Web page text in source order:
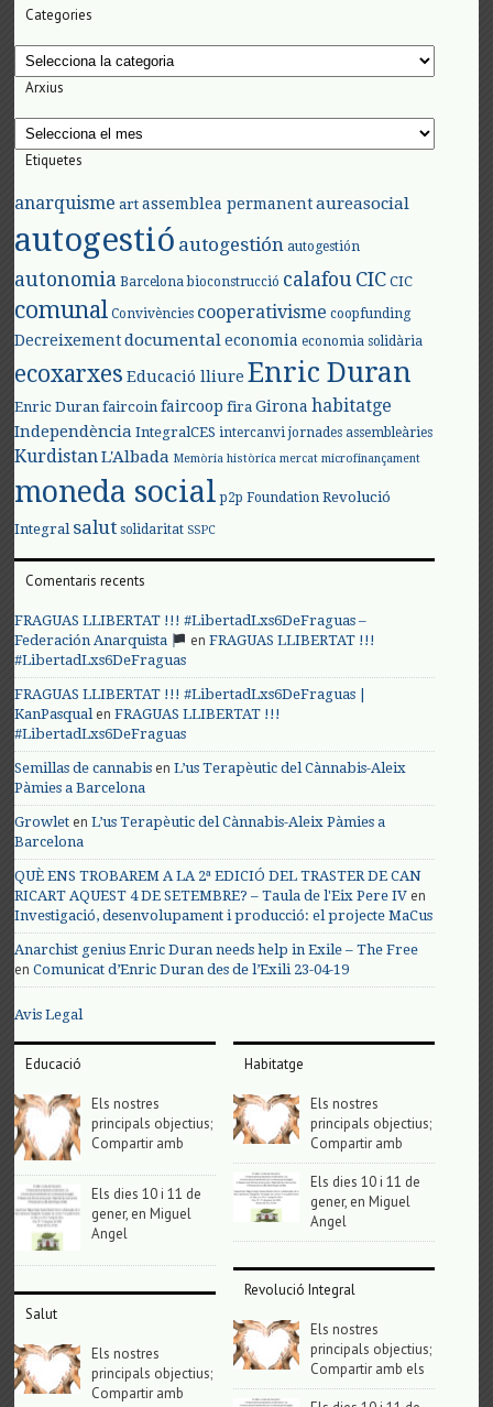
Categories
Categories
Arxius
Arxius
Etiquetes
anarquisme art assemblea permanent aureasocial
autogestió autogestión autogestión
autonomia Barcelona bioconstrucció calafouCIC CIC
comunal Convivències cooperativisme coopfunding
Decreixement documental economia economia solidària
ecoxarxes Educació lliure Enric Duran
Enric Duran faircoin faircoop fira Girona habitatge
Independència IntegralCES intercanvi jornades assembleàries
KurdistanL'Albada Memòria històrica mercat microfinançament
moneda social p2p Foundation Revolució
Integral salut solidaritat SSPC
Comentaris recents
FRAGUAS LLIBERTAT !!! #LibertadLxs6DeFraguas –
Federación Anarquista
enFRAGUAS LLIBERTAT !!!
#LibertadLxs6DeFraguas
FRAGUAS LLIBERTAT !!! #LibertadLxs6DeFraguas |
KanPasqualenFRAGUAS LLIBERTAT !!!
#LibertadLxs6DeFraguas
Semillas de cannabis enL’us Terapèutic del Cànnabis-Aleix
Pàmies a Barcelona
Growlet enL’us Terapèutic del Cànnabis-Aleix Pàmies a
Barcelona
QUÈ ENS TROBAREM A LA 2ª EDICIÓ DEL TRASTER DE CAN
RICART AQUEST 4 DE SETEMBRE? – Taula de l'Eix Pere IV en
Investigació, desenvolupament i producció: el projecte MaCus
Anarchist genius Enric Duran needs help in Exile – The Free
enComunicat d’Enric Duran des de l’Exili 23-04-19
Avis Legal
Educació
Els nostres
principals objectius;
Compartir amb
Els dies 10 i 11 de
gener, en Miguel
Angel
Salut
Els nostres
principals objectius;
Compartir amb
Habitatge
Els nostres
principals objectius;
Compartir amb
Els dies 10 i 11 de
gener, en Miguel
Angel
Revolució Integral
Els nostres
principals objectius;
Compartir amb els